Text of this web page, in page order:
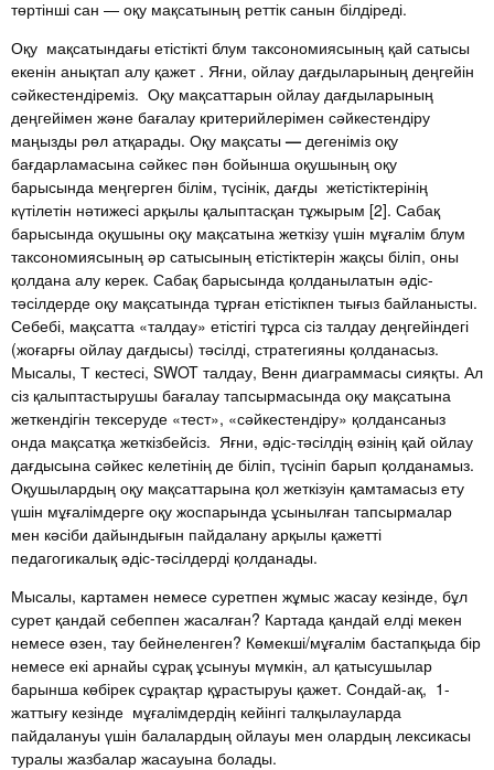
төртінші сан — оқу мақсатының реттік санын білдіреді.
Оқу мақсатындағы етістікті блум таксономиясының қай сатысы
екенін анықтап алу қажет . Яғни, ойлау дағдыларының деңгейін
сәйкестендіреміз. Оқу мақсаттарын ойлау дағдыларының
деңгейімен және бағалау критерийлерімен сәйкестендіру
маңызды рөл атқарады. Оқу мақсаты — дегеніміз оқу
бағдарламасына сәйкес пән бойынша оқушының оқу
барысында меңгерген білім, түсінік, дағды жетістіктерінің
күтілетін нәтижесі арқылы қалыптасқан тұжырым [2]. Сабақ
барысында оқушыны оқу мақсатына жеткізу үшін мұғалім блум
таксономиясының әр сатысының етістіктерін жақсы біліп, оны
қолдана алу керек. Сабақ барысында қолданылатын әдіс-
тәсілдерде оқу мақсатында тұрған етістікпен тығыз байланысты.
Себебі, мақсатта «талдау» етістігі тұрса сіз талдау деңгейіндегі
(жоғарғы ойлау дағдысы) тәсілді, стратегияны қолданасыз.
Мысалы, Т кестесі, SWOT талдау, Венн диаграммасы сияқты. Ал
сіз қалыптастырушы бағалау тапсырмасында оқу мақсатына
жеткендігін тексеруде «тест», «сәйкестендіру» қолдансаныз
онда мақсатқа жеткізбейсіз. Яғни, әдіс-тәсілдің өзінің қай ойлау
дағдысына сәйкес келетінің де біліп, түсініп барып қолданамыз.
Оқушылардың оқу мақсаттарына қол жеткізуін қамтамасыз ету
үшін мұғалімдерге оқу жоспарында ұсынылған тапсырмалар
мен кәсіби дайындығын пайдалану арқылы қажетті
педагогикалық әдіс-тәсілдерді қолданады.
Мысалы, картамен немесе суретпен жұмыс жасау кезінде, бұл
сурет қандай себеппен жасалған? Картада қандай елді мекен
немесе өзен, тау бейнеленген? Көмекші/мұғалім бастапқыда бір
немесе екі арнайы сұрақ ұсынуы мүмкін, ал қатысушылар
барынша көбірек сұрақтар құрастыруы қажет. Сондай-ақ, 1-
жаттығу кезінде мұғалімдердің кейінгі талқылауларда
пайдалануы үшін балалардың ойлауы мен олардың лексикасы
туралы жазбалар жасауына болады.